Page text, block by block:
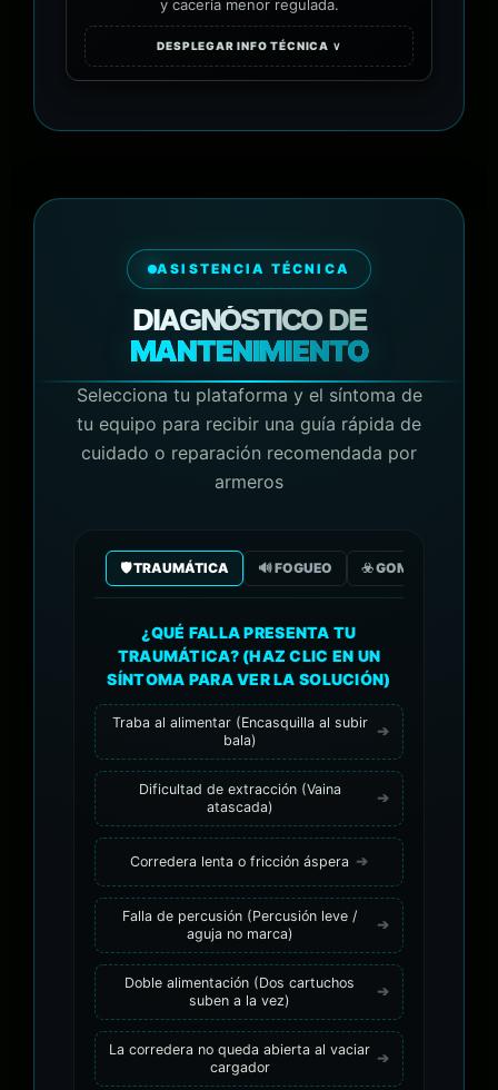
y cacería menor regulada.
DESPLEGAR INFO TÉCNICA ∨
ASISTENCIA TÉCNICA
DIAGNÓSTICO DE
MANTENIMIENTO
Selecciona tu plataforma y el síntoma de
tu equipo para recibir una guía rápida de
cuidado o reparación recomendada por
armeros
🛡️ TRAUMÁTICA 🔊 FOGUEO ☣️ GOMA/GAS CO2
¿QUÉ FALLA PRESENTA TU
TRAUMÁTICA? (HAZ CLIC EN UN
SÍNTOMA PARA VER LA SOLUCIÓN)
Traba al alimentar (Encasquilla al subir
bala)
Dificultad de extracción (Vaina
atascada)
Corredera lenta o fricción áspera
Falla de percusión (Percusión leve /
aguja no marca)
Doble alimentación (Dos cartuchos
suben a la vez)
La corredera no queda abierta al vaciar
cargador